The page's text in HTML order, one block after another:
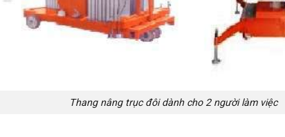
Thang nâng trục đôi dành cho 2 người làm việc